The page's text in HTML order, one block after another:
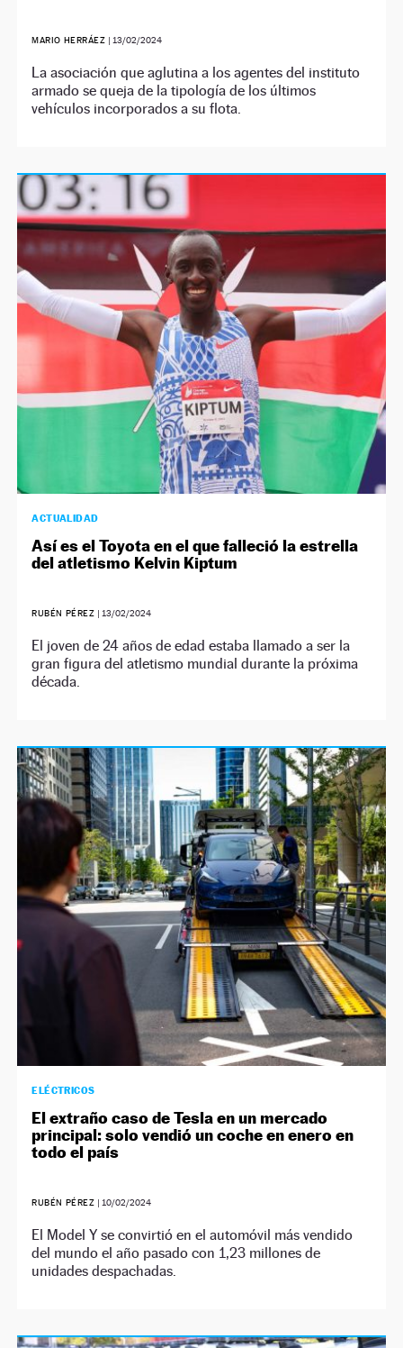
MARIO HERRÁEZ | 13/02/2024
La asociación que aglutina a los agentes del instituto
armado se queja de la tipología de los últimos
vehículos incorporados a su flota.
ACTUALIDAD
Así es el Toyota en el que falleció la estrella
del atletismo Kelvin Kiptum
RUBÉN PÉREZ | 13/02/2024
El joven de 24 años de edad estaba llamado a ser la
gran figura del atletismo mundial durante la próxima
década.
ELÉCTRICOS
El extraño caso de Tesla en un mercado
principal: solo vendió un coche en enero en
todo el país
RUBÉN PÉREZ | 10/02/2024
El Model Y se convirtió en el automóvil más vendido
del mundo el año pasado con 1,23 millones de
unidades despachadas.